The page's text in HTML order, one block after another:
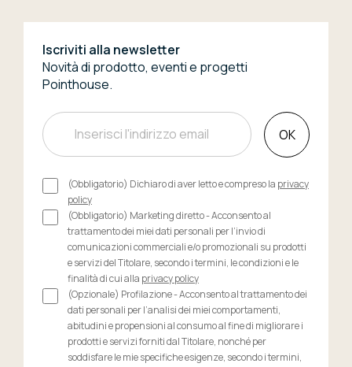
Iscriviti alla newsletter
Novità di prodotto, eventi e progetti
Pointhouse.
OK
(Obbligatorio) Dichiaro di aver letto e compreso la privacy
policy
(Obbligatorio) Marketing diretto - Acconsento al
trattamento dei miei dati personali per l’invio di
comunicazioni commerciali e/o promozionali su prodotti
e servizi del Titolare, secondo i termini, le condizioni e le
finalità di cui alla privacy policy
(Opzionale) Profilazione - Acconsento al trattamento dei
dati personali per l’analisi dei miei comportamenti,
abitudini e propensioni al consumo al fine di migliorare i
prodotti e servizi forniti dal Titolare, nonché per
soddisfare le mie specifiche esigenze, secondo i termini,